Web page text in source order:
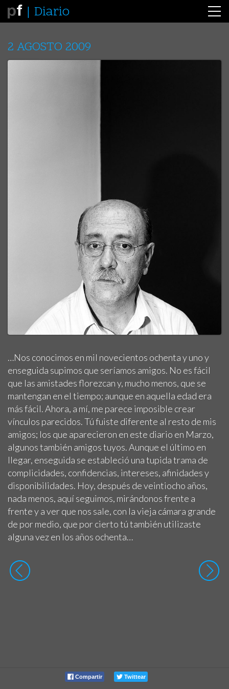
Diario
2 AGOSTO 2009
…Nos conocimos en mil novecientos ochenta y uno y
enseguida supimos que seríamos amigos. No es fácil
que las amistades florezcan y, mucho menos, que se
mantengan en el tiempo; aunque en aquella edad era
más fácil. Ahora, a mí, me parece imposible crear
vínculos parecidos. Tú fuiste diferente al resto de mis
amigos; los que aparecieron en este diario en Marzo,
algunos también amigos tuyos. Aunque el último en
llegar, enseguida se estableció una tupida trama de
complicidades, confidencias, intereses, afinidades y
disponibilidades. Hoy, después de veintiocho años,
nada menos, aquí seguimos, mirándonos frente a
frente y a ver que nos sale, con la vieja cámara grande
de por medio, que por cierto tú también utilizaste
alguna vez en los años ochenta…
Compartir Twittear